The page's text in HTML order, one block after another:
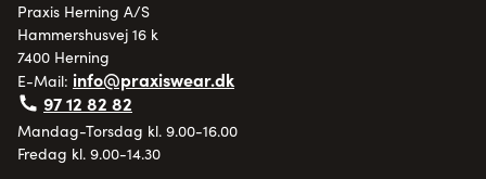
Praxis Herning A/S
Hammershusvej 16 k
7400 Herning
E-Mail: info@praxiswear.dk
97 12 82 82
Mandag-Torsdag kl. 9.00-16.00
Fredag kl. 9.00-14.30